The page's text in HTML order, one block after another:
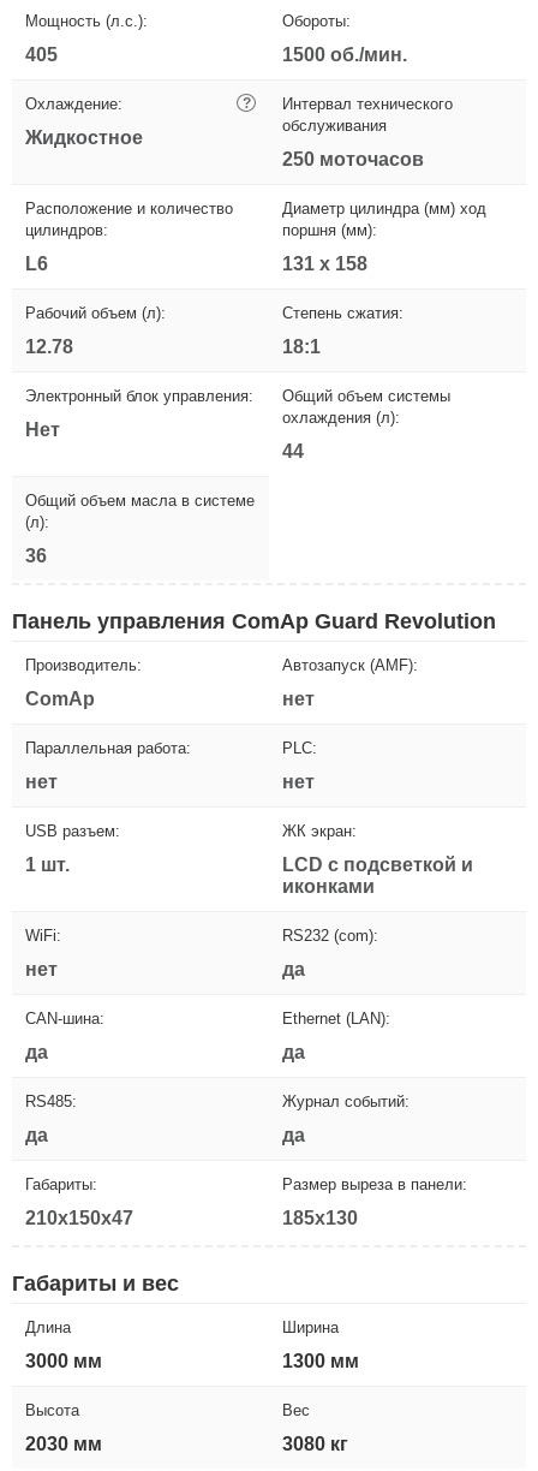
Мощность (л.с.):
405
Обороты:
1500 об./мин.
Охлаждение: ?
Жидкостное
Интервал технического
обслуживания
250 моточасов
Расположение и количество
цилиндров:
L6
Диаметр цилиндра (мм) ход
поршня (мм):
131 x 158
Рабочий объем (л):
12.78
Степень сжатия:
18:1
Электронный блок управления:
Нет
Общий объем системы
охлаждения (л):
44
Общий объем масла в системе
(л):
36
Панель управления ComAp Guard Revolution
Производитель:
ComAp
Автозапуск (AMF):
нет
Параллельная работа:
нет
PLC:
нет
USB разъем:
1 шт.
ЖК экран:
LCD с подсветкой и
иконками
WiFi:
нет
RS232 (com):
да
CAN-шина:
да
Ethernet (LAN):
да
RS485:
да
Журнал событий:
да
Габариты:
210x150x47
Размер выреза в панели:
185x130
Габариты и вес
Длина
3000 мм
Ширина
1300 мм
Высота
2030 мм
Вес
3080 кг